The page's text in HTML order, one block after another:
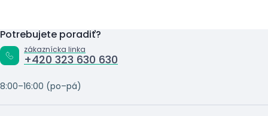
Potrebujete poradiť?
zákaznícka linka
+420 323 630 630
8:00–16:00 (po–pá)